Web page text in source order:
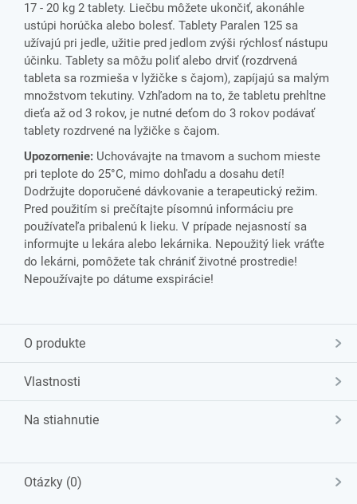
17 - 20 kg 2 tablety. Liečbu môžete ukončiť, akonáhle
ustúpi horúčka alebo bolesť. Tablety Paralen 125 sa
užívajú pri jedle, užitie pred jedlom zvýši rýchlosť nástupu
účinku. Tablety sa môžu poliť alebo drviť (rozdrvená
tableta sa rozmieša v lyžičke s čajom), zapíjajú sa malým
množstvom tekutiny. Vzhľadom na to, že tabletu prehltne
dieťa až od 3 rokov, je nutné deťom do 3 rokov podávať
tablety rozdrvené na lyžičke s čajom.
Upozornenie: Uchovávajte na tmavom a suchom mieste
pri teplote do 25°C, mimo dohľadu a dosahu detí!
Dodržujte doporučené dávkovanie a terapeutický režim.
Pred použitím si prečítajte písomnú informáciu pre
používateľa pribalenú k lieku. V prípade nejasností sa
informujte u lekára alebo lekárnika. Nepoužitý liek vráťte
do lekárni, pomôžete tak chrániť životné prostredie!
Nepoužívajte po dátume exspirácie!
O produkte
Vlastnosti
Na stiahnutie
Otázky (0)